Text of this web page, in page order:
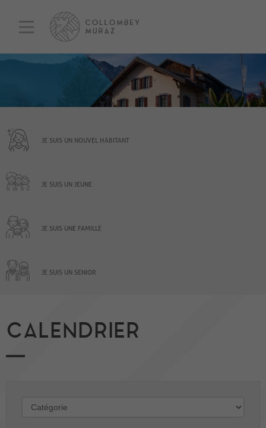
JE SUIS UN NOUVEL HABITANT
JE SUIS UN JEUNE
JE SUIS UNE FAMILLE
JE SUIS UN SENIOR
CALENDRIER